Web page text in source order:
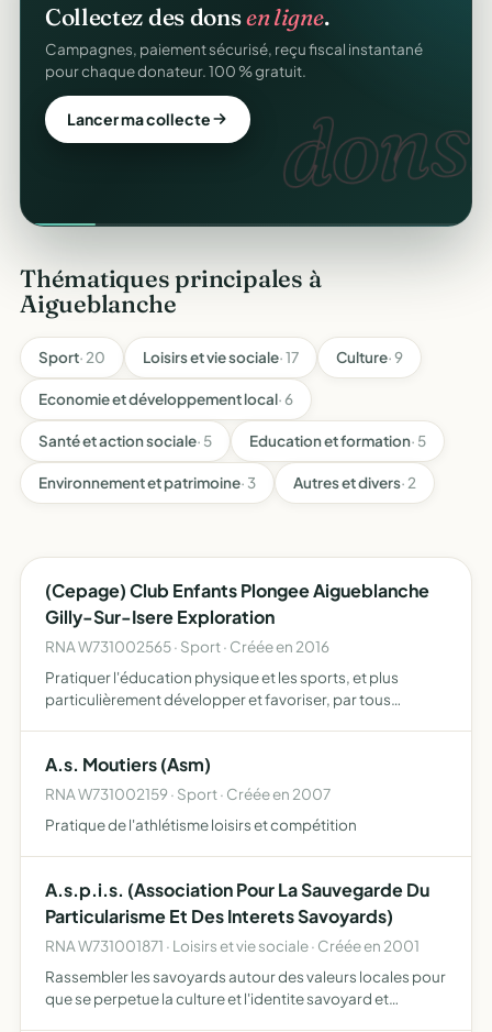
dons.
Collectez des donsen ligne.
Campagnes, paiement sécurisé, reçu fiscal instantané
pour chaque donateur. 100 % gratuit.
Lancer ma collecte
Thématiques principales à
Aigueblanche
Sport· 20 Loisirs et vie sociale· 17 Culture· 9
Economie et développement local· 6
Santé et action sociale· 5 Education et formation· 5
Environnement et patrimoine· 3 Autres et divers· 2
(Cepage) Club Enfants Plongee Aigueblanche
Gilly-Sur-Isere Exploration
RNA W731002565 · Sport · Créée en 2016
Pratiquer l'éducation physique et les sports, et plus
particulièrement développer et favoriser, par tous
connaissance du monde subaq…
A.s. Moutiers (Asm)
RNA W731002159 · Sport · Créée en 2007
Pratique de l'athlétisme loisirs et compétition
A.s.p.i.s. (Association Pour La Sauvegarde Du
Particularisme Et Des Interets Savoyards)
RNA W731001871 · Loisirs et vie sociale · Créée en 2001
Rassembler les savoyards autour des valeurs locales pour
que se perpetue la culture et l'identite savoyard et